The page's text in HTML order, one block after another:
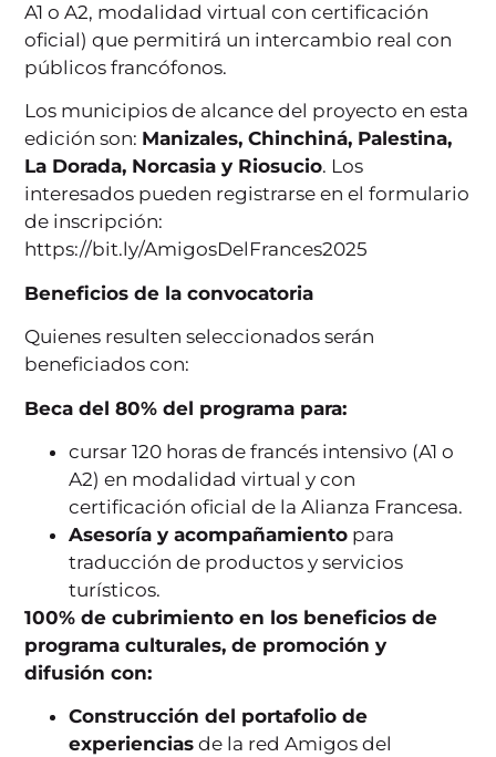
A1 o A2, modalidad virtual con certificación
oficial) que permitirá un intercambio real con
públicos francófonos.
Los municipios de alcance del proyecto en esta
edición son: Manizales, Chinchiná, Palestina,
La Dorada, Norcasia y Riosucio. Los
interesados pueden registrarse en el formulario
de inscripción:
https://bit.ly/AmigosDelFrances2025
Beneficios de la convocatoria
Quienes resulten seleccionados serán
beneficiados con:
Beca del 80% del programa para:
cursar 120 horas de francés intensivo (A1 o
A2) en modalidad virtual y con
certificación oficial de la Alianza Francesa.
Asesoría y acompañamiento para
traducción de productos y servicios
turísticos.
100% de cubrimiento en los beneficios de
programa culturales, de promoción y
difusión con:
Construcción del portafolio de
experiencias de la red Amigos del